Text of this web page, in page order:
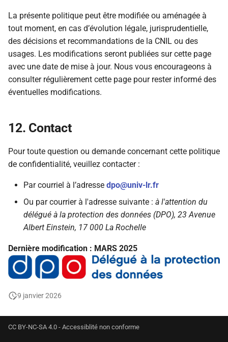
La présente politique peut être modifiée ou aménagée à
tout moment, en cas d’évolution légale, jurisprudentielle,
des décisions et recommandations de la CNIL ou des
usages. Les modifications seront publiées sur cette page
avec une date de mise à jour. Nous vous encourageons à
consulter régulièrement cette page pour rester informé des
éventuelles modifications.
12. Contact
Pour toute question ou demande concernant cette politique
de confidentialité, veuillez contacter :
Par courriel à l’adresse dpo@univ-lr.fr
Ou par courrier à l'adresse suivante : à l'attention du
délégué à la protection des données (DPO), 23 Avenue
Albert Einstein, 17 000 La Rochelle
Dernière modification : MARS 2025
9 janvier 2026
CC BY-NC-SA 4.0 - Accessiblité non conforme